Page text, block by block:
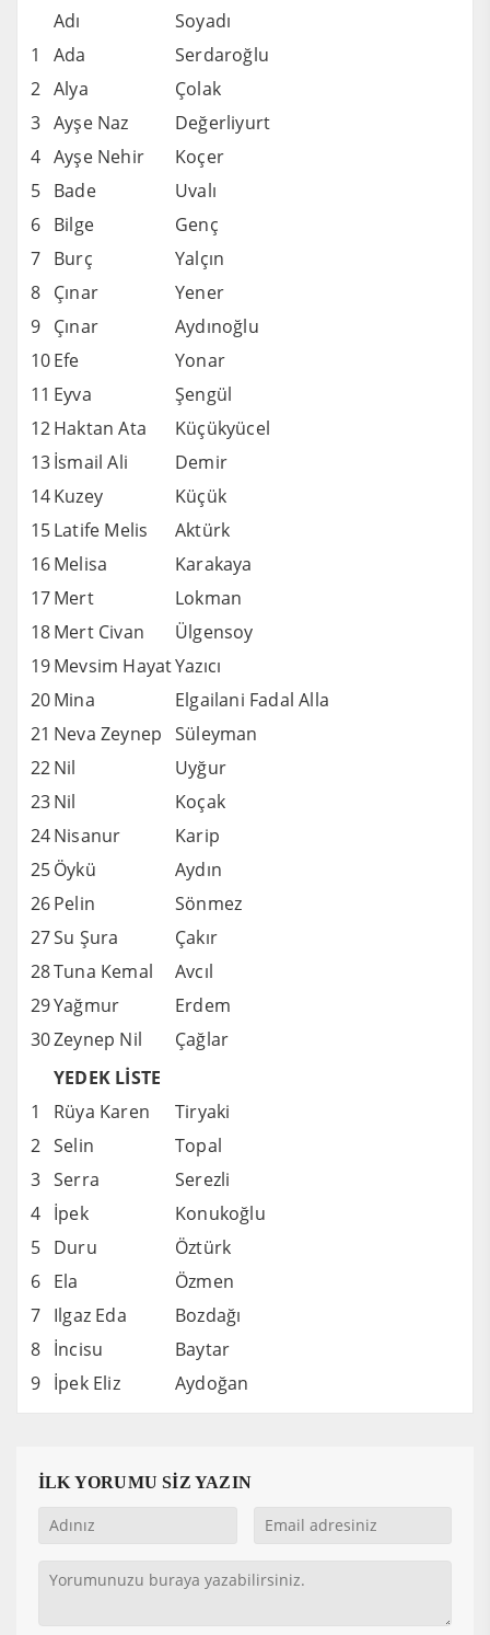
Adı
Soyadı
1
Ada
Serdaroğlu
2 Alya
Çolak
3 Ayşe Naz
Değerliyurt
4 Ayşe Nehir
Koçer
5 Bade
Uvalı
6 Bilge
Genç
7 Burç
Yalçın
8 Çınar
Yener
9 Çınar
Aydınoğlu
10Efe
Yonar
11 Eyva
Şengül
12Haktan Ata
Küçükyücel
13İsmail Ali
Demir
14Kuzey
Küçük
15Latife Melis
Aktürk
16Melisa
Karakaya
17Mert
Lokman
18Mert Civan
Ülgensoy
19Mevsim HayatYazıcı
20Mina
Elgailani Fadal Alla
21 Neva Zeynep Süleyman
22Nil
Uyğur
23Nil
Koçak
24Nisanur
Karip
25Öykü
Aydın
26Pelin
Sönmez
27Su Şura
Çakır
28Tuna Kemal
Avcıl
29Yağmur
Erdem
30Zeynep Nil
Çağlar
YEDEK LİSTE
1
Rüya Karen
Tiryaki
2 Selin
Topal
3 Serra
Serezli
4 İpek
Konukoğlu
5 Duru
Öztürk
6 Ela
Özmen
7 Ilgaz Eda
Bozdağı
8 İncisu
Baytar
9 İpek Eliz Aydoğan
İLK YORUMU SİZ YAZIN